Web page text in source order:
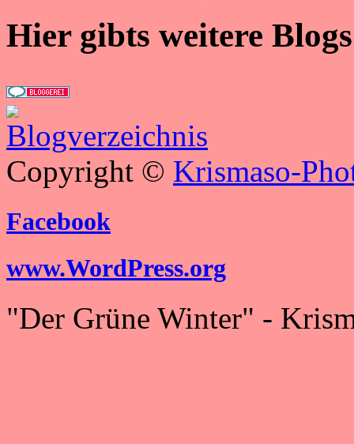
Hier gibts weitere
Copyright © Krismaso-
Facebook
www.WordPress.org
"Der Grüne Winter" -